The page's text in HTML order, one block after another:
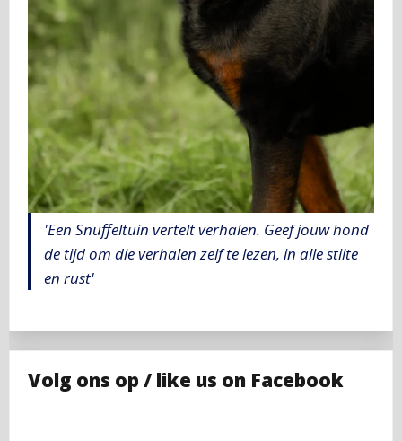
'Een Snuffeltuin vertelt verhalen. Geef jouw hond
de tijd om die verhalen zelf te lezen, in alle stilte
en rust'
Volg ons op / like us on Facebook